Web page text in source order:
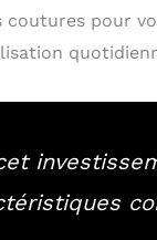
coutures pour